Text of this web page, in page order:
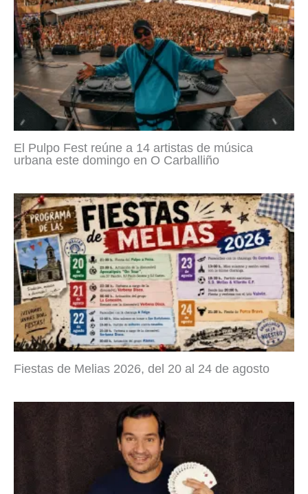
El Pulpo Fest reúne a 14 artistas de música
urbana este domingo en O Carballiño
Fiestas de Melias 2026, del 20 al 24 de agosto